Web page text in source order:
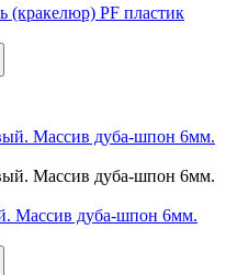
(кракелюр) PF пластик
Массив дуба-шпон 6мм.